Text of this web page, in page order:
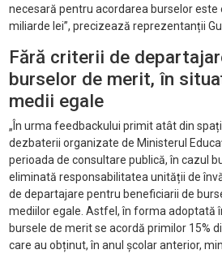
necesară pentru acordarea burselor
miliarde lei”, precizează reprezentanții
Fără criterii de
burselor de merit, în
medii egale
„În urma feedbackului primit atât din
dezbaterii organizate de Ministerul
perioada de consultare publică, în cazul
eliminată responsabilitatea unității de
de departajare pentru beneficiarii de
mediilor egale. Astfel, în forma adoptată
bursele de merit se acordă primilor 15%
care au obținut, în anul școlar anterior,